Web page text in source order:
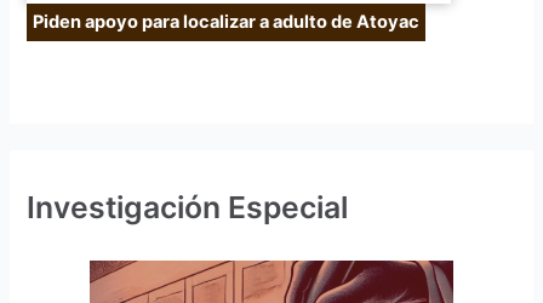
Piden apoyo para localizar a adulto de Atoyac
Investigación Especial